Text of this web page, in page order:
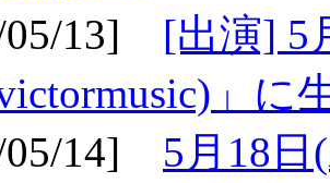
05/13] [出演] 5
」に
05/14] 5月18